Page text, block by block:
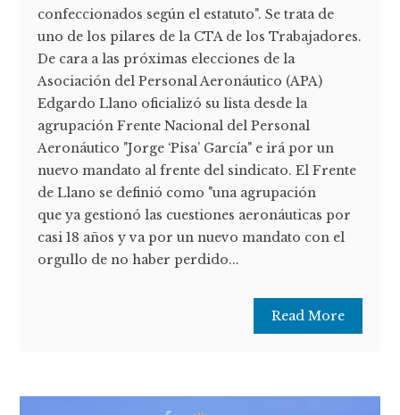
confeccionados según el estatuto". Se trata de
uno de los pilares de la CTA de los Trabajadores.
De cara a las próximas elecciones de la
Asociación del Personal Aeronáutico (APA)
Edgardo Llano oficializó su lista desde la
agrupación Frente Nacional del Personal
Aeronáutico "Jorge ‘Pisa’ García" e irá por un
nuevo mandato al frente del sindicato. El Frente
de Llano se definió como "una agrupación
que ya gestionó las cuestiones aeronáuticas por
casi 18 años y va por un nuevo mandato con el
orgullo de no haber perdido...
Read More